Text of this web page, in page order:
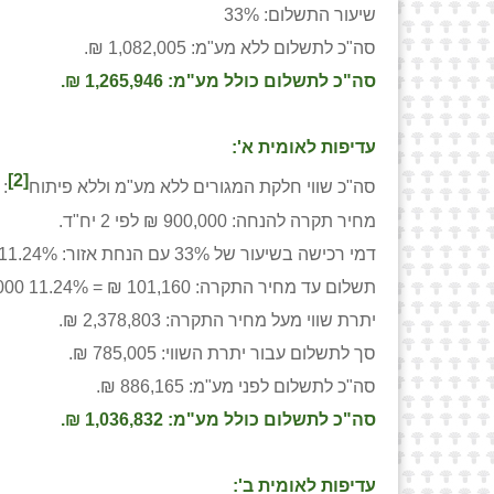
שיעור התשלום: 33%
סה"כ לתשלום ללא מע"מ: 1,082,005 ₪.
סה"כ לתשלום כולל מע"מ: 1,265,946 ₪.
עדיפות לאומית א':
סה"כ שווי חלקת המגורים ללא מע"מ וללא פיתוח[2]
: 3,278,803 ₪.
מחיר תקרה להנחה: 900,000 ₪ לפי 2 יח"ד.
דמי רכישה בשיעור של 33% עם הנחת אזור: 11.24%= 31% X 91% / 33%.
תשלום עד מחיר התקרה: 101,160 ₪ = 11.24% X900,000 ₪.
יתרת שווי מעל מחיר התקרה: 2,378,803 ₪.
סך לתשלום עבור יתרת השווי: 785,005 ₪.
סה"כ לתשלום לפני מע"מ: 886,165 ₪.
סה"כ לתשלום כולל מע"מ: 1,036,832 ₪.
עדיפות לאומית ב':